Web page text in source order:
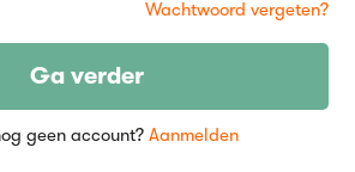
Wachtwoord vergeten?
Ga verder
geen account? Aanmelden